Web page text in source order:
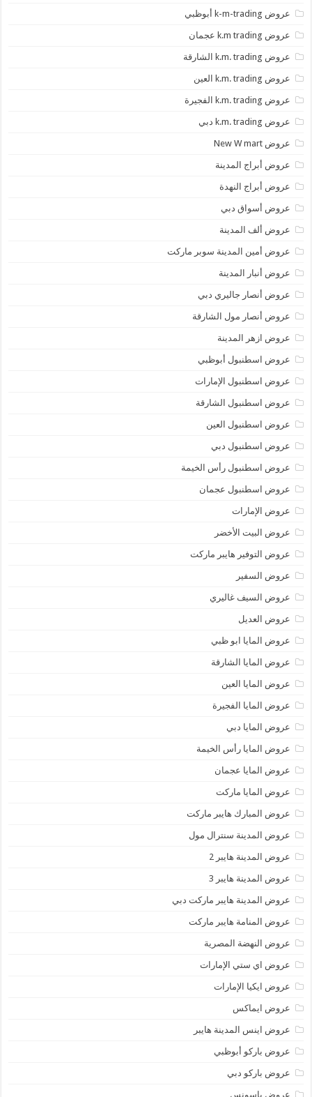
عروض k-m-trading أبوظبي
عروض k.m trading عجمان
عروض k.m. trading الشارقة
عروض k.m. trading العين
عروض k.m. trading الفجيرة
عروض k.m. trading دبي
عروض New W mart
عروض أبراج المدينة
عروض أبراج النهدة
عروض أسواق دبي
عروض ألف المدينة
عروض أمين المدينة سوبر ماركت
عروض أنبار المدينة
عروض أنصار جاليري دبي
عروض أنصار مول الشارقة
عروض ازهر المدينة
عروض اسطنبول أبوظبي
عروض اسطنبول الإمارات
عروض اسطنبول الشارقة
عروض اسطنبول العين
عروض اسطنبول دبي
عروض اسطنبول رأس الخيمة
عروض اسطنبول عجمان
عروض الإمارات
عروض البيت الأخضر
عروض التوفير هايبر ماركت
عروض السفير
عروض السيف غاليري
عروض العديل
عروض المايا ابو ظبي
عروض المايا الشارقة
عروض المايا العين
عروض المايا الفجيرة
عروض المايا دبي
عروض المايا رأس الخيمة
عروض المايا عجمان
عروض المايا ماركت
عروض المبارك هايبر ماركت
عروض المدينة سنترال مول
عروض المدينة هايبر 2
عروض المدينة هايبر 3
عروض المدينة هايبر ماركت دبي
عروض المنامة هايبر ماركت
عروض النهضة المصرية
عروض اي ستي الإمارات
عروض ايكيا الإمارات
عروض ايماكس
عروض اينس المدينة هايبر
عروض باركو أبوظبي
عروض باركو دبي
عروض باسونس